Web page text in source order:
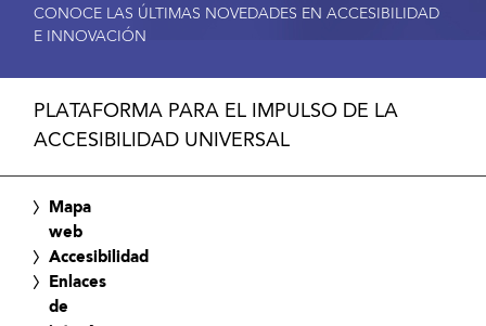
CONOCE LAS ÚLTIMAS NOVEDADES EN ACCESIBILIDAD
E INNOVACIÓN
PLATAFORMA PARA EL IMPULSO DE LA
ACCESIBILIDAD UNIVERSAL
Mapa
web
Accesibilidad
Enlaces
de